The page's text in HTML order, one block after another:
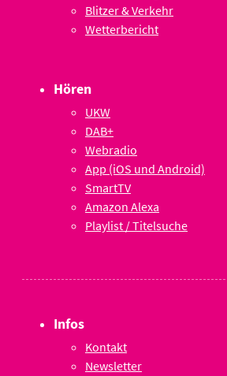
Blitzer & Verkehr
Wetterbericht
Hören
UKW
DAB+
Webradio
App (iOS und Android)
SmartTV
Amazon Alexa
Playlist / Titelsuche
Infos
Kontakt
Newsletter